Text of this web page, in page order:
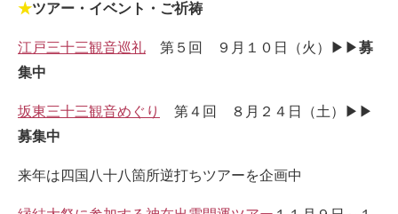
★ツアー・イベント・ご祈祷
江戸三十三観音巡礼 第５回 ９月１０日（火）▶▶募
集中
坂東三十三観音めぐり
第４回 ８月２４日（土）▶▶
募集中
来年は四国八十八箇所逆打ちツアーを企画中